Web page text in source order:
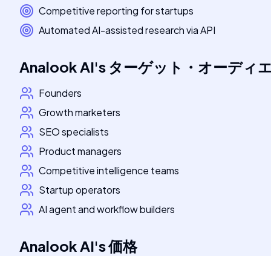
Competitive reporting for startups
Automated AI-assisted research via API
Analook AI's ターゲット・オーディ
Founders
Growth marketers
SEO specialists
Product managers
Competitive intelligence teams
Startup operators
AI agent and workflow builders
Analook AI's価格